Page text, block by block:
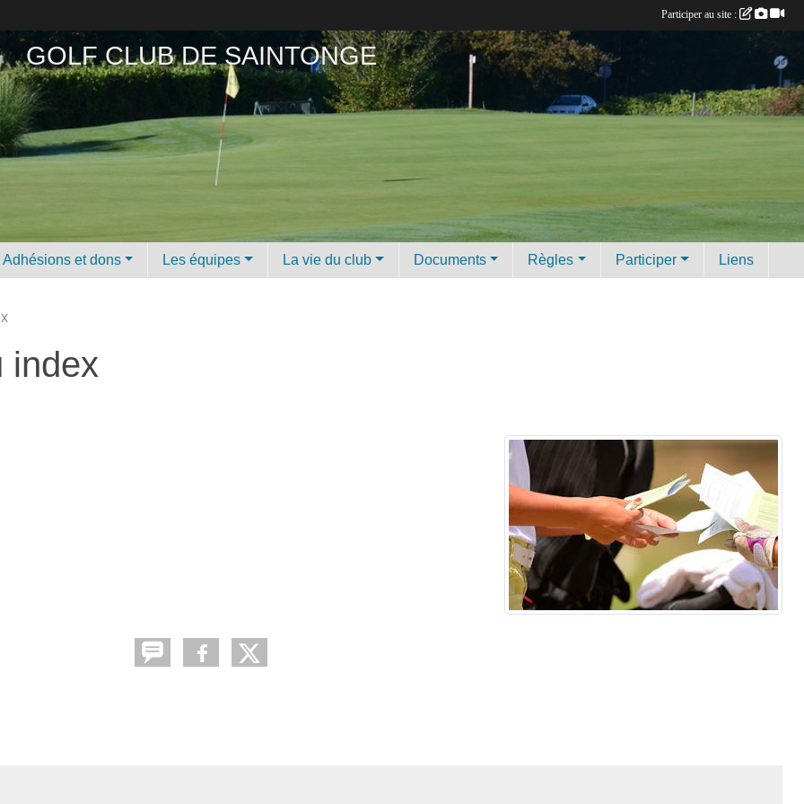
GOLF CLUB DE SAINTONGE
Adhésions et dons Les équipes La vie du club Documents Règles Participer Liens
index
Participer au site :